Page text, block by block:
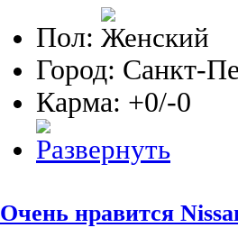
Пол:
Город: Санкт-
Карма: +0/-0
Очень нравится